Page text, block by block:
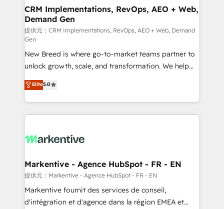
の統合・浸透・変革管理を実行します。 ▸ CMS戦略設
計・構築：リード獲得・CVR・SEOを前提にした情報設
計・導線設計・テンプレート設計をContent Hubで一体
提供。 ▸ 既存CRM・MAからの移行支援：Salesforce・
Marketo・Pardot等からの移行、カスタム設計、履歴
データ移行と活用設計まで。 ▸ AEO対応：ChatGPT・
ンツとサイト構造を最適化。 🏆 なぜ100incを選ぶの
か？ ✓ HubSpot Eliteパートナー認定 ✓ HubSpotアワ
ード受賞・HUGリーダー ✓ ISO27001:2022 /
HubSpot大百科 出版 CRM・AI活用に関するご相談、現
せください。
trainers to drive platform adoption. 📈 Revenue
Generation - Full-funnel marketing and high-
performance advertising via Point Success Media. -
Expert deployment of Breeze AI and custom agents
to automate growth. 🏆 Elite Excellence - 8 platform
accreditations and deep HIPAA-compliance
expertise. - A team of 250+ experts dedicated to
your resilient growth.
CRM Implementations, RevOps, AEO + Web,
Demand Gen
提供元：CRM Implementations, RevOps, AEO + Web, Demand
Gen
New Breed is where go-to-market teams partner to
unlock growth, scale, and transformation. We help
companies activate HubSpot’s AI-powered
customer platform and operationalize HubSpot’s
Loop Marketing framework through expert-led
services, smart agents, and purpose-built apps,
results, fast. ⚙️CRM & RevOps: Align all Hubs to your
🎯Demand Gen & ABM: Drive pipeline with inbound,
ABM, AEO, SEO, & paid media. 👩‍💻Web Design:
Build high-performing websites with UX, messaging,
& conversion strategy that drive results. 🤖AI
Elite5.0
Markentive - Agence HubSpot - FR - EN
提供元：Markentive - Agence HubSpot - FR - EN
Markentive fournit des services de conseil,
d'intégration et d'agence dans la région EMEA et